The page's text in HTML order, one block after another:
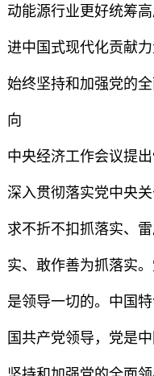
动能源行业更好统筹
进中国式现代化贡献力
始终坚持和加强党的
向
中央经济工作会议提
深入贯彻落实党中央
求不折不扣抓落实、
实、敢作善为抓落实
是领导一切的。中国
国共产党领导，党是